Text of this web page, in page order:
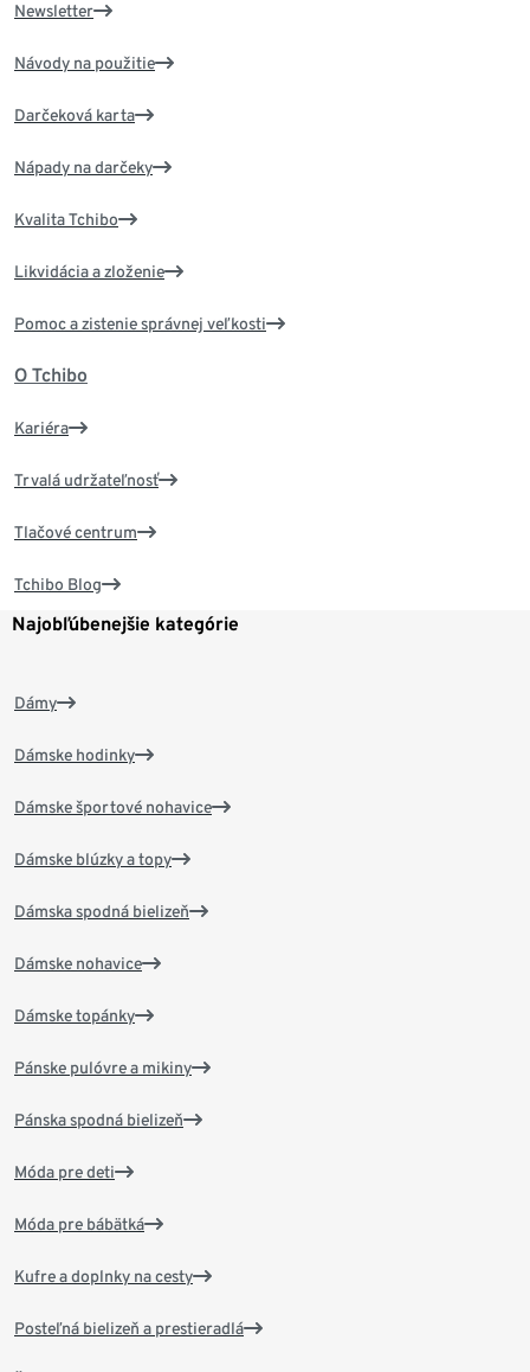
Newsletter
Návody na použitie
Darčeková karta
Nápady na darčeky
Kvalita Tchibo
Likvidácia a zloženie
Pomoc a zistenie správnej veľkosti
O Tchibo
Kariéra
Trvalá udržateľnosť
Tlačové centrum
Tchibo Blog
Najobľúbenejšie kategórie
Dámy
Dámske hodinky
Dámske športové nohavice
Dámske blúzky a topy
Dámska spodná bielizeň
Dámske nohavice
Dámske topánky
Pánske pulóvre a mikiny
Pánska spodná bielizeň
Móda pre deti
Móda pre bábätká
Kufre a doplnky na cesty
Posteľná bielizeň a prestieradlá